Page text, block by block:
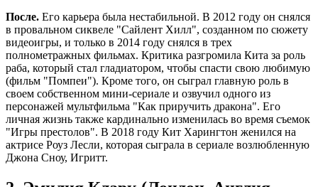
После. Его карьера была нестабильной. В 2012 году он снялся
в провальном сиквеле "Сайлент Хилл", созданном по сюжету
видеоигры, и только в 2014 году снялся в трех
полнометражных фильмах. Критика разгромила Кита за роль
раба, который стал гладиатором, чтобы спасти свою любимую
(фильм "Помпеи"). Кроме того, он сыграл главную роль в
своем собственном мини-сериале и озвучил одного из
персонажей мультфильма "Как приручить дракона". Его
личная жизнь также кардинально изменилась во время съемок
"Игры престолов". В 2018 году Кит Харингтон женился на
актрисе Роуз Лесли, которая сыграла в сериале возлюбленную
Джона Сноу, Игритт.